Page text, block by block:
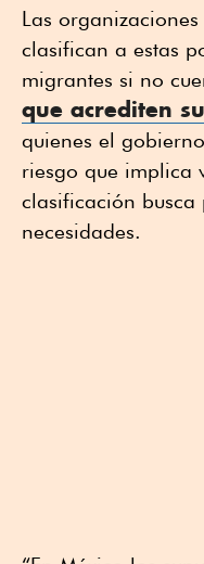
Las
clasifican a estas
migrantes si no
que acrediten
quienes el
riesgo que implica
clasificación busca
necesidades.